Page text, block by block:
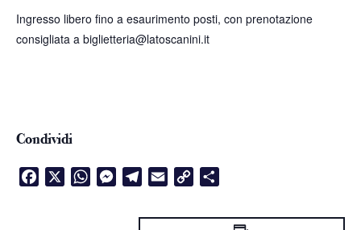
Ingresso libero fino a esaurimento posti, con prenotazione
consigliata a biglietteria@latoscanini.it
Condividi
Facebook WhatsAppMessenger
Telegram
Email
Copy